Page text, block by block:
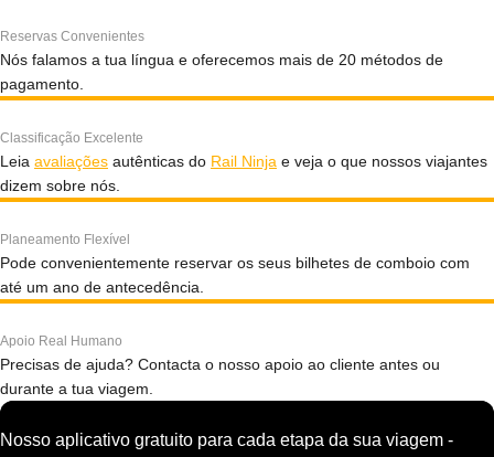
Reservas Convenientes
Nós falamos a tua língua e oferecemos mais de 20 métodos de
pagamento.
Classificação Excelente
Leia avaliações autênticas do Rail Ninja e veja o que nossos viajantes
dizem sobre nós.
Planeamento Flexível
Pode convenientemente reservar os seus bilhetes de comboio com
até um ano de antecedência.
Apoio Real Humano
Precisas de ajuda? Contacta o nosso apoio ao cliente antes ou
durante a tua viagem.
Nosso aplicativo gratuito para cada etapa da sua viagem -